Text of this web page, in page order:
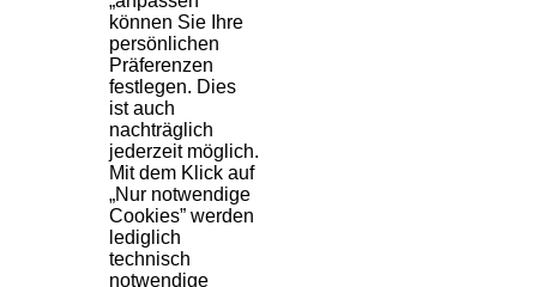
können Sie Ihre
persönlichen
Präferenzen
festlegen. Dies
ist auch
nachträglich
jederzeit möglich.
Mit dem Klick auf
„Nur notwendige
Cookies” werden
lediglich
technisch
notwendige